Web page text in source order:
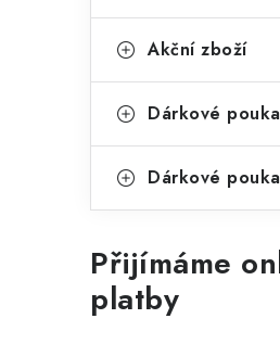
n
n
p
e
l
i
Akční zboží
Dárkové
Dárkové
Přijímáme
platby